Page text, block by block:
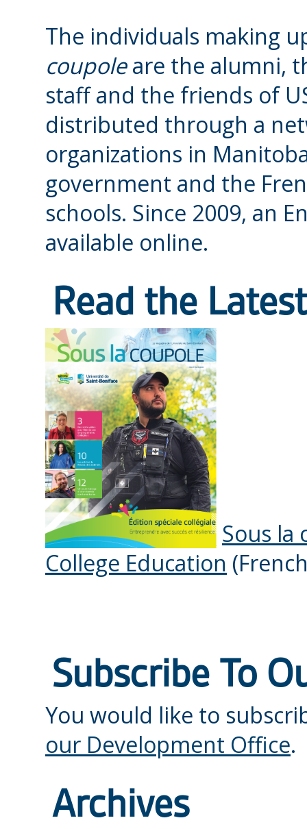
The individuals making
coupoleare the alumni,
staff and the friends of
distributed through a
organizations in
government and the
schools. Since 2009, an
available online.
Read the
Sous la
College Education
Subscribe To
You would like to
our Development Office.
Archives